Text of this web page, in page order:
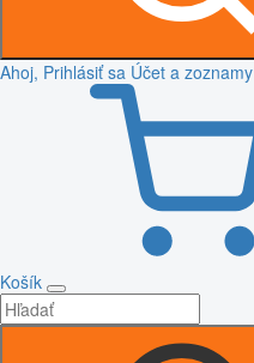
Ahoj, Prihlásiť sa Účet a zoznamy
Košík